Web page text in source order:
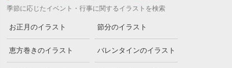
季節に応じたイベント・行事に関するイラストを検索
お正月のイラスト 節分のイラスト
恵方巻きのイラスト バレンタインのイラスト